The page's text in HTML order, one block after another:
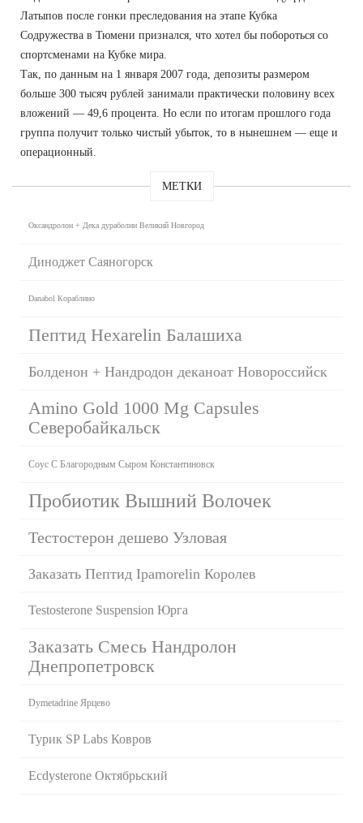
Латыпов после гонки преследования на этапе Кубка
Содружества в Тюмени признался, что хотел бы побороться со
спортсменами на Кубке мира.
Так, по данным на 1 января 2007 года, депозиты размером
больше 300 тысяч рублей занимали практически половину всех
вложений — 49,6 процента. Но если по итогам прошлого года
группа получит только чистый убыток, то в нынешнем — еще и
операционный.
МЕТКИ
Оксандролон + Дека дураболин Великий Новгород
Диноджет Саяногорск
Danabol Кораблино
Пептид Hexarelin Балашиха
Болденон + Нандродон деканоат Новороссийск
Amino Gold 1000 Mg Capsules
Северобайкальск
Соус С Благородным Сыром Константиновск
Пробиотик Вышний Волочек
Тестостерон дешево Узловая
Заказать Пептид Ipamorelin Королев
Testosterone Suspension Юрга
Заказать Смесь Нандролон
Днепропетровск
Dymetadrine Ярцево
Турик SP Labs Ковров
Ecdysterone Октябрьский